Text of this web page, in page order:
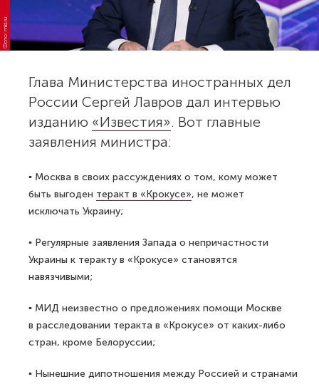
Фото: mid.ru
Глава Министерства иностранных дел
России Сергей Лавров дал интервью
изданию «Известия». Вот главные
заявления министра:
▪ Москва в своих рассуждениях о том, кому может
быть выгоден теракт в «Крокусе», не может
исключать Украину;
▪ Регулярные заявления Запада о непричастности
Украины к теракту в «Крокусе» становятся
навязчивыми;
▪ МИД неизвестно о предложениях помощи Москве
в расследовании теракта в «Крокусе» от каких-либо
стран, кроме Белоруссии;
▪ Нынешние дипотношения между Россией и странами